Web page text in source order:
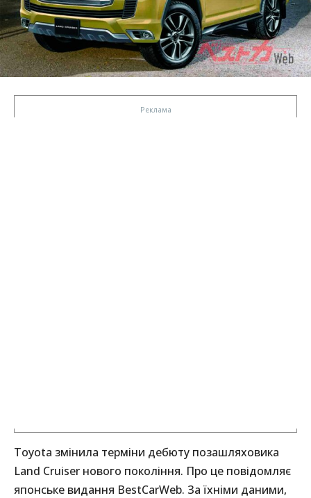
Toyota змінила терміни дебюту позашляховика
Land Cruiser нового покоління. Про це повідомляє
японське видання BestCarWeb. За їхніми даними,